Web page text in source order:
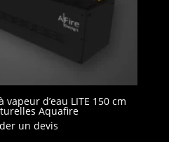
d’eau LITE 150 cm
Aquafire
un devis